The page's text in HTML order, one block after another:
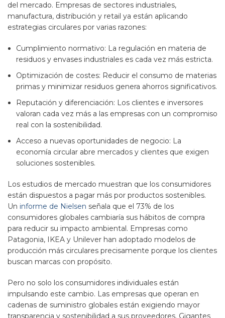
del mercado. Empresas de sectores industriales,
manufactura, distribución y retail ya están aplicando
estrategias circulares por varias razones:
Cumplimiento normativo: La regulación en materia de
residuos y envases industriales es cada vez más estricta.
Optimización de costes: Reducir el consumo de materias
primas y minimizar residuos genera ahorros significativos.
Reputación y diferenciación: Los clientes e inversores
valoran cada vez más a las empresas con un compromiso
real con la sostenibilidad.
Acceso a nuevas oportunidades de negocio: La
economía circular abre mercados y clientes que exigen
soluciones sostenibles.
Los estudios de mercado muestran que los consumidores
están dispuestos a pagar más por productos sostenibles.
Un informe de Nielsen señala que el 73% de los
consumidores globales cambiaría sus hábitos de compra
para reducir su impacto ambiental. Empresas como
Patagonia, IKEA y Unilever han adoptado modelos de
producción más circulares precisamente porque los clientes
buscan marcas con propósito.
Pero no solo los consumidores individuales están
impulsando este cambio. Las empresas que operan en
cadenas de suministro globales están exigiendo mayor